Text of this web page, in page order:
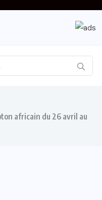
africain du 26 avril au